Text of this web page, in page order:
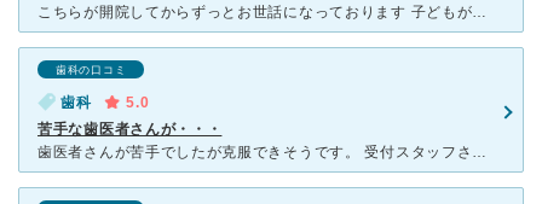
こちらが開院してからずっとお世話になっております 子どもが小さなうちから歯医者さんに慣れてくれたらと、ずっとみていただいていますが、上の子は嫌がらずに通えています 下の子は痛みに弱いので困りますが
歯科の口コミ
歯科
5.0
苦手な歯医者さんが・・・
歯医者さんが苦手でしたが克服できそうです。 受付スタッフさんは明るくテキパキしていて初診電話を入れたら現状を聞いてくださり「痛いですか？辛いですよね。予約でいっぱいですがお待ちになれるならお越しくだ